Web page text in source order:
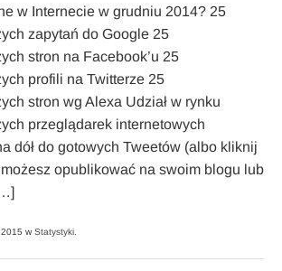
w Internecie w grudniu 2014? 25
zapytań do Google 25
stron na Facebook’u 25
profili na Twitterze 25
stron wg Alexa Udział w rynku
przeglądarek internetowych
dół do gotowych Tweetów (albo kliknij
opublikować na swoim blogu lub
w Statystyki